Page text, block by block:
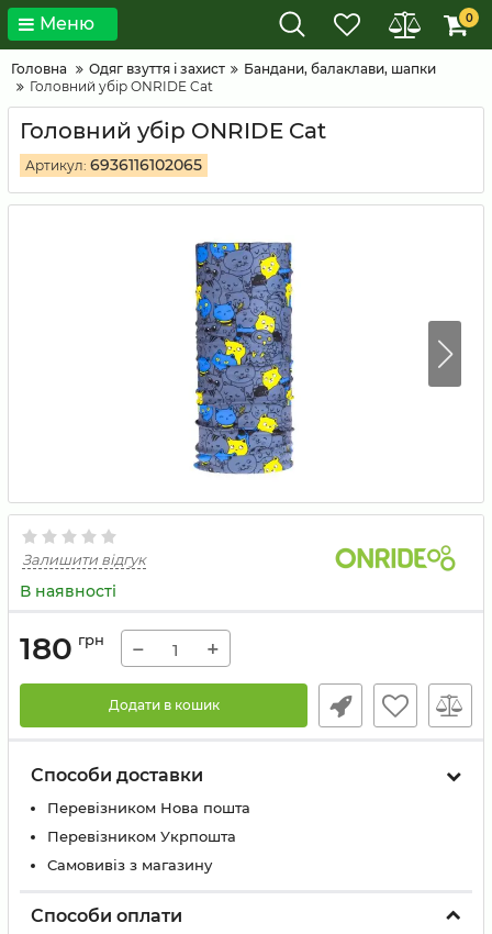
Меню 0
Головна Одяг взуття і захист
Бандани, балаклави, шапки
Головний убір ONRIDE Cat
Головний убір ONRIDE Cat
Артикул: 6936116102065
Залишити відгук
В наявності
180 грн − +
Додати в кошик
Способи доставки
Перевізником Нова пошта
Перевізником Укрпошта
Самовивіз з магазину
Способи оплати